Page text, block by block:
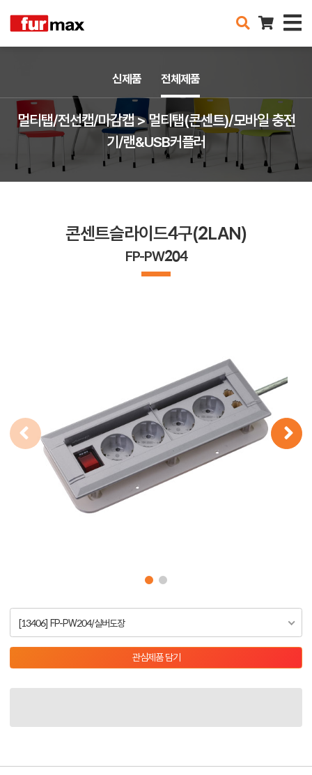
멀티탭/전선캡/마감캡 > 멀티탭(콘센트)/모바일 충전
기/랜&USB커플러
신제품 전체제품
콘센트슬라이드4구(2LAN)
FP-PW204
[13406] FP-PW204/실버도장
관심제품 담기